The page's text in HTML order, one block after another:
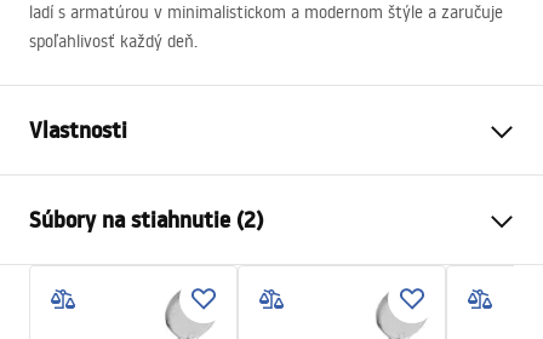
ladí s armatúrou v minimalistickom a modernom štýle a zaručuje
spoľahlivosť každý deň.
Vlastnosti
Materiál
Spôsob montáže
Skrutkovací
Šírka
110
Súbory na stiahnutie (2)
Pielęgnacja
Pielęgnacja.pdf